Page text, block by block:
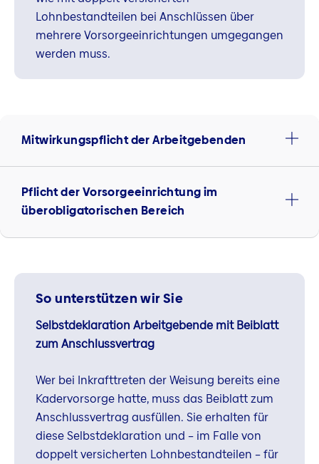
Lohnbestandteilen bei Anschlüssen über
mehrere Vorsorgeeinrichtungen umgegangen
werden muss.
Mitwirkungspflicht der Arbeitgebenden
Pflicht der Vorsorgeeinrichtung im
überobligatorischen Bereich
So unterstützen wir Sie
Selbstdeklaration Arbeitgebende mit Beiblatt
zum Anschlussvertrag
Wer bei Inkrafttreten der Weisung bereits eine
Kadervorsorge hatte, muss das Beiblatt zum
Anschlussvertrag ausfüllen. Sie erhalten für
diese Selbstdeklaration und – im Falle von
doppelt versicherten Lohnbestandteilen – für